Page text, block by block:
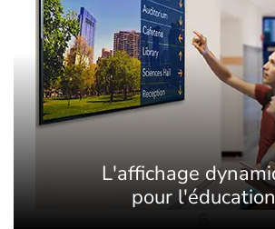
L'affichage
pour l'éducation
6